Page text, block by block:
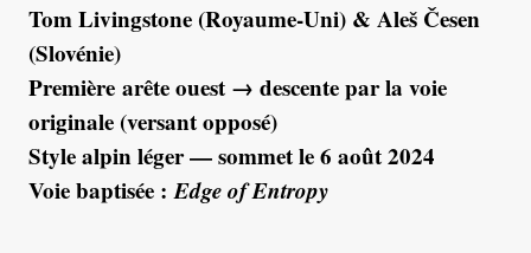
Tom Livingstone (Royaume-Uni) & Aleš Česen
(Slovénie)
Première arête ouest → descente par la voie
originale (versant opposé)
Style alpin léger — sommet le 6 août 2024
Voie baptisée :Edge of Entropy